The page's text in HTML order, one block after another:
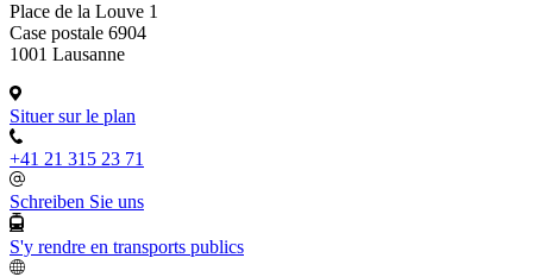
Place de la Louve 1
Case postale 6904
1001 Lausanne
Situer sur le plan
+41 21 315 23 71
Schreiben Sie uns
S'y rendre en transports publics